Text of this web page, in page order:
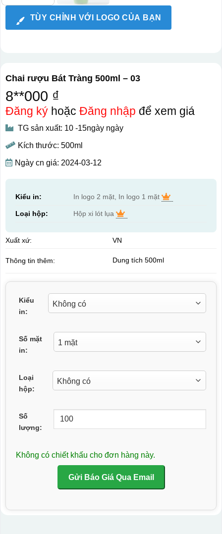
TÙY CHỈNH VỚI LOGO CỦA BẠN
Chai rượu Bát Tràng 500ml – 03
8**000 ₫
Đăng kýhoặc Đăng nhập để xem giá
TG sản xuất: 10 -15ngày ngày
Kích thước: 500ml
Ngày cn giá: 2024-03-12
Kiểu in: In logo 2 mặt, In logo 1 mặt
Loại hộp: Hộp xi lót lụa
Xuất xứ: VN
Thông tin thêm: Dung tích 500ml
Kiểu
in:
Số mặt
in:
Loại
hộp:
Số
lượng:
Không có chiết khấu cho đơn hàng này.
Gửi Báo Giá Qua Email